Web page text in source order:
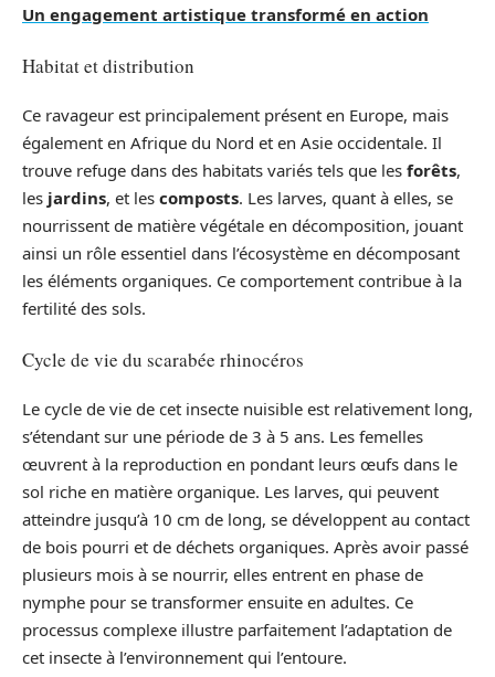
Un engagement artistique transformé en action
Habitat et distribution
Ce ravageur est principalement présent en Europe, mais
également en Afrique du Nord et en Asie occidentale. Il
trouve refuge dans des habitats variés tels que les forêts,
les jardins, et les composts. Les larves, quant à elles, se
nourrissent de matière végétale en décomposition, jouant
ainsi un rôle essentiel dans l’écosystème en décomposant
les éléments organiques. Ce comportement contribue à la
fertilité des sols.
Cycle de vie du scarabée rhinocéros
Le cycle de vie de cet insecte nuisible est relativement long,
s’étendant sur une période de 3 à 5 ans. Les femelles
œuvrent à la reproduction en pondant leurs œufs dans le
sol riche en matière organique. Les larves, qui peuvent
atteindre jusqu’à 10 cm de long, se développent au contact
de bois pourri et de déchets organiques. Après avoir passé
plusieurs mois à se nourrir, elles entrent en phase de
nymphe pour se transformer ensuite en adultes. Ce
processus complexe illustre parfaitement l’adaptation de
cet insecte à l’environnement qui l’entoure.